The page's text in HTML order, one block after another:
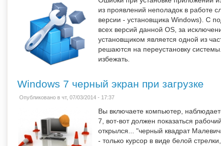
из проявлений неполадок в работе
версии - установщика Windows). С
всех версий данной OS, за
установщиком является одной из
решаются на переустановку
избежать.
Windows 7 черный экран при загрузке
Опубликовано в чт, 07/03/2014 - 17:37
Вы включаете компьютер,
7, вот-вот должен показаться
открылся... "черный квадрат
- только курсор в виде белой